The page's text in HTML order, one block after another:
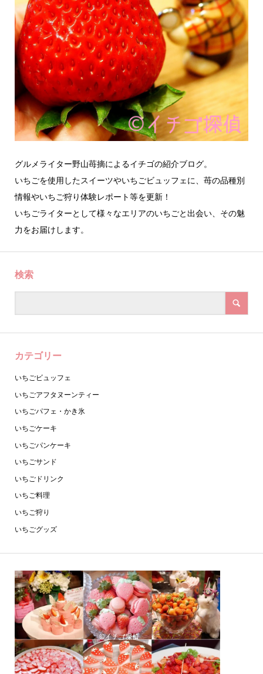
グルメライター野山苺摘によるイチゴの紹介ブログ。
いちごを使用したスイーツやいちごビュッフェに、苺の品種別
情報やいちご狩り体験レポート等を更新！
いちごライターとして様々なエリアのいちごと出会い、その魅
力をお届けします。
検索
カテゴリー
いちごビュッフェ
いちごアフタヌーンティー
いちごパフェ・かき氷
いちごケーキ
いちごパンケーキ
いちごサンド
いちごドリンク
いちご料理
いちご狩り
いちごグッズ